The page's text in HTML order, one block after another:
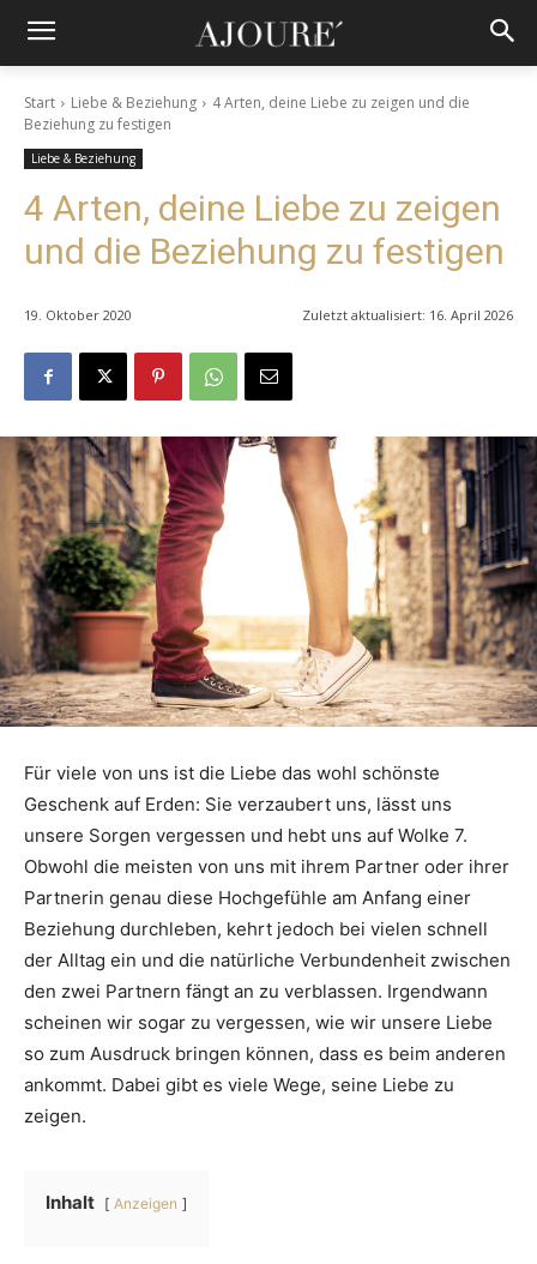
Start Liebe & Beziehung
4 Arten, deine Liebe zu zeigen und die
Beziehung zu festigen
Liebe & Beziehung
4 Arten, deine Liebe zu zeigen
und die Beziehung zu festigen
19. Oktober 2020 Zuletzt aktualisiert: 16. April 2026
Für viele von uns ist die Liebe das wohl schönste
Geschenk auf Erden: Sie verzaubert uns, lässt uns
unsere Sorgen vergessen und hebt uns auf Wolke 7.
Obwohl die meisten von uns mit ihrem Partner oder ihrer
Partnerin genau diese Hochgefühle am Anfang einer
Beziehung durchleben, kehrt jedoch bei vielen schnell
der Alltag ein und die natürliche Verbundenheit zwischen
den zwei Partnern fängt an zu verblassen. Irgendwann
scheinen wir sogar zu vergessen, wie wir unsere Liebe
so zum Ausdruck bringen können, dass es beim anderen
ankommt. Dabei gibt es viele Wege, seine Liebe zu
zeigen.
Inhalt Anzeigen